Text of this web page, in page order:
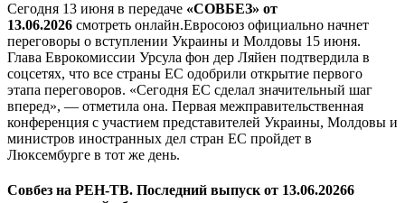
Сегодня 13 июня в передаче «СОВБЕЗ» от
13.06.2026 смотреть онлайн.Евросоюз официально начнет
переговоры о вступлении Украины и Молдовы 15 июня.
Глава Еврокомиссии Урсула фон дер Ляйен подтвердила в
соцсетях, что все страны ЕС одобрили открытие первого
этапа переговоров. «Сегодня ЕС сделал значительный шаг
вперед», — отметила она. Первая межправительственная
конференция с участием представителей Украины, Молдовы и
министров иностранных дел стран ЕС пройдет в
Люксембурге в тот же день.
Совбез на РЕН-ТВ. Последний выпуск от 13.06.20266